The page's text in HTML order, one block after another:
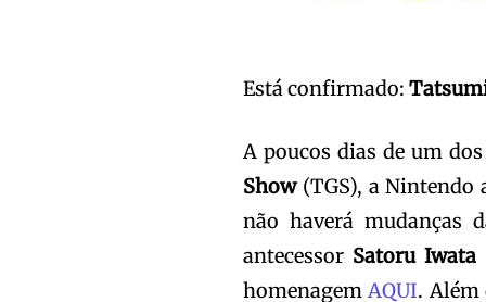
Está confirmado:
A poucos dias de um
Show(TGS), a Nintendo
não haverá mudanças
antecessor Satoru Iwata
homenagemAQUI. Além